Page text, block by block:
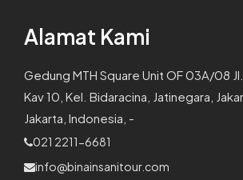
Alamat Kami
Gedung MTH Square Unit OF 03A/08
Kav 10, Kel. Bidaracina, Jatinegara,
Jakarta, Indonesia, -
021 2211-6681
info@binainsanitour.com